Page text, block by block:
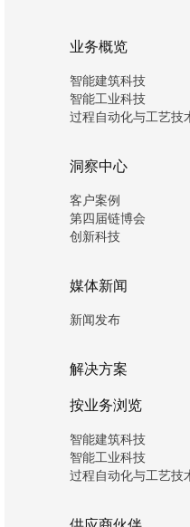
业务概览
智能建筑科技
智能工业科技
过程自动化与工艺技
洞察中心
客户案例
第四届链博会
创新科技
媒体新闻
新闻发布
解决方案
按业务浏览
智能建筑科技
智能工业科技
过程自动化与工艺技